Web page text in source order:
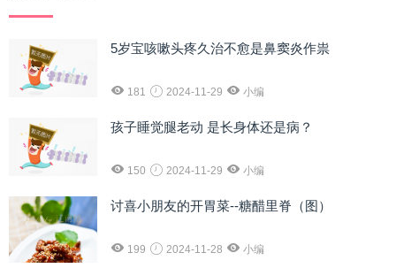
5岁宝咳嗽头疼久治不愈是鼻窦炎作祟
181 2024-11-29 小编
孩子睡觉腿老动 是长身体还是病？
150 2024-11-29 小编
讨喜小朋友的开胃菜--糖醋里脊（图）
199 2024-11-28 小编